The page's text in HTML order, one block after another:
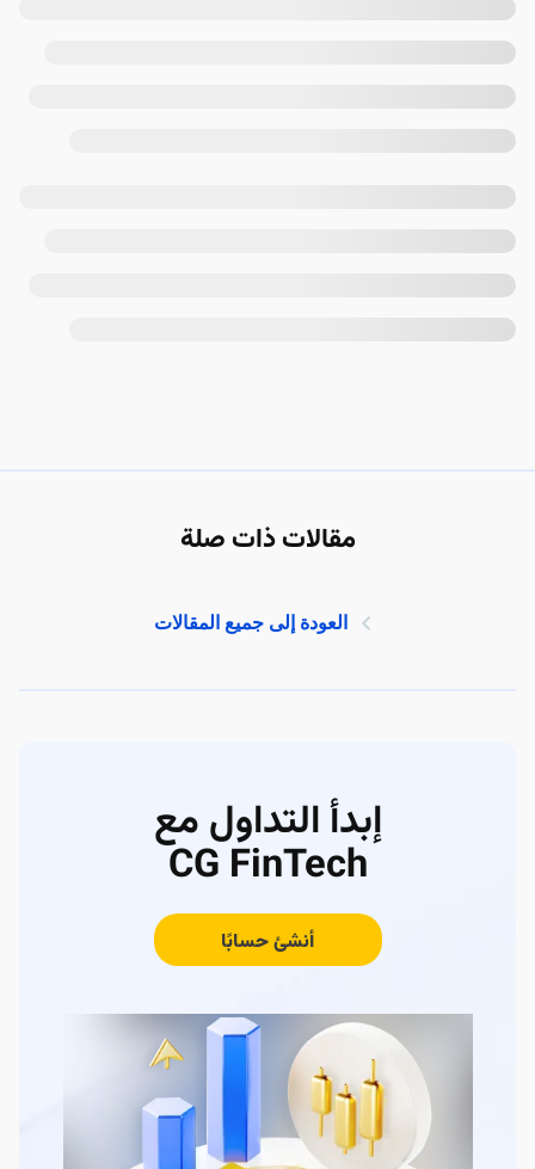
مقالات ذات صلة
العودة إلى جميع المقالات
إبدأ التداول مع
CG FinTech
أنشئ حسابًا